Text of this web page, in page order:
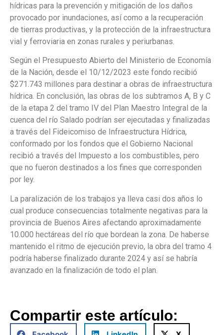
hídricas para la prevención y mitigación de los daños
provocado por inundaciones, así como a la recuperación
de tierras productivas, y la protección de la infraestructura
vial y ferroviaria en zonas rurales y periurbanas.
Según el Presupuesto Abierto del Ministerio de Economía
de la Nación, desde el 10/12/2023 este fondo recibió
$271.743 millones para destinar a obras de infraestructura
hídrica. En conclusión, las obras de los subtramos A, B y C
de la etapa 2 del tramo IV del Plan Maestro Integral de la
cuenca del río Salado podrían ser ejecutadas y finalizadas
a través del Fideicomiso de Infraestructura Hídrica,
conformado por los fondos que el Gobierno Nacional
recibió a través del Impuesto a los combustibles, pero
que no fueron destinados a los fines que corresponden
por ley.
La paralización de los trabajos ya lleva casi dos años lo
cual produce consecuencias totalmente negativas para la
provincia de Buenos Aires afectando aproximadamente
10.000 hectáreas del río que bordean la zona. De haberse
mantenido el ritmo de ejecución previo, la obra del tramo 4
podría haberse finalizado durante 2024 y así se habría
avanzado en la finalización de todo el plan.
Compartir este artículo: